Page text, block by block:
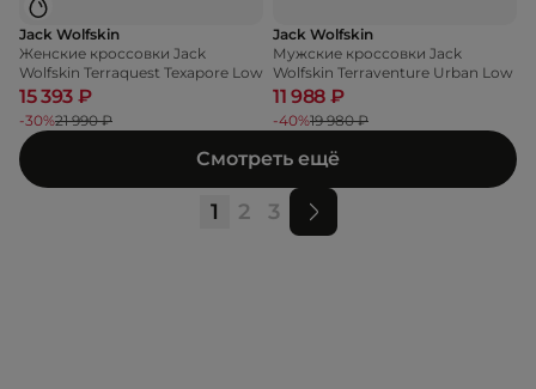
Jack Wolfskin
Женские кроссовки Jack
Wolfskin Terraquest Texapore Low
15 393 ₽
-30%21 990 ₽
Jack Wolfskin
Мужские кроссовки Jack
Wolfskin Terraventure Urban Low
11 988 ₽
-40%19 980 ₽
Смотреть ещё
1 2 3